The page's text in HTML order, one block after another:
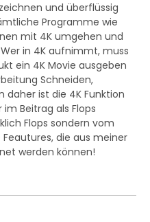
und überflüssig
Programme wie
mit 4K umgehen und
in 4K aufnimmt, muss
ein 4K Movie ausgeben
Schneiden,
daher ist die 4K Funktion
Beitrag als Flops
Flops sondern vom
die aus meiner
werden können!